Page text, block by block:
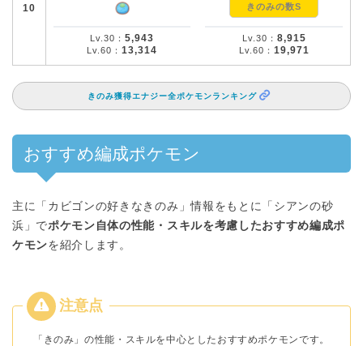
10
Lv.30： 5,943
Lv.60： 13,314
きのみの数S
Lv.30： 8,915
Lv.60： 19,971
きのみ獲得エナジー全ポケモンランキング
おすすめ編成ポケモン
主に「カビゴンの好きなきのみ」情報をもとに「シアンの砂
浜」でポケモン自体の性能・スキルを考慮したおすすめ編成ポ
ケモンを紹介します。
「きのみ」の性能・スキルを中心としたおすすめポケモンです。